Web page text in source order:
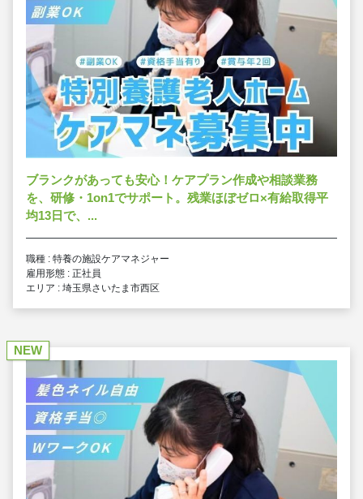
ブランクがあっても安心！ケアプラン作成や相談業務
を、研修・1on1でサポート。残業ほぼゼロ×有給取得平
均13日で、...
職種 : 特養の施設ケアマネジャー
雇用形態 : 正社員
エリア : 埼玉県さいたま市西区
NEW